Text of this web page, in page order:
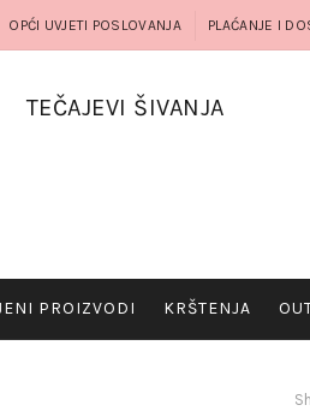
OPĆI UVJETI POSLOVANJA PLAĆANJE I
TEČAJEVI ŠIVANJA
PROIZVODI KRŠTENJA